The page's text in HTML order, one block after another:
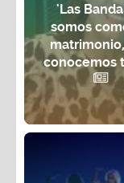
'Las
somos
conocemos